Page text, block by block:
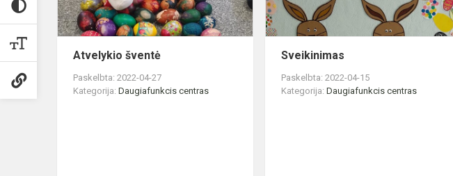
Atvelykio šventė
Paskelbta: 2022-04-27
Kategorija: Daugiafunkcis centras
Sveikinimas
Paskelbta: 2022-04-15
Kategorija:Daugiafunkcis centras